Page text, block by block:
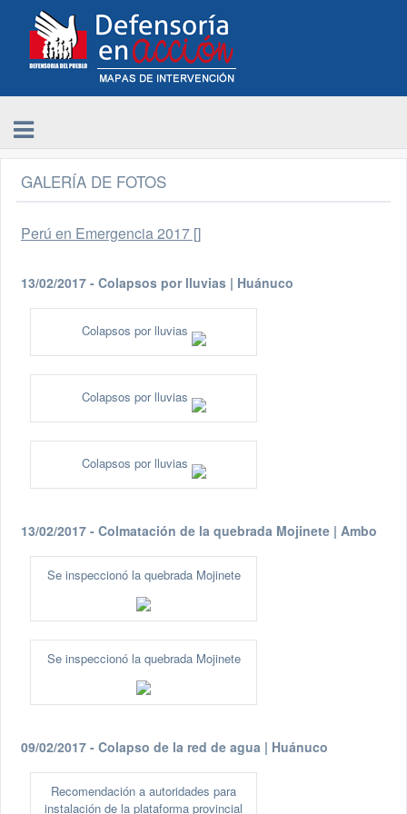
GALERÍA DE FOTOS
Perú en Emergencia 2017 []
13/02/2017 - Colapsos por lluvias | Huánuco
Colapsos por lluvias
Colapsos por lluvias
Colapsos por lluvias
13/02/2017 - Colmatación de la quebrada Mojinete | Ambo
Se inspeccionó la quebrada Mojinete
Se inspeccionó la quebrada Mojinete
09/02/2017 - Colapso de la red de agua | Huánuco
Recomendación a autoridades para
instalación de la plataforma provincial